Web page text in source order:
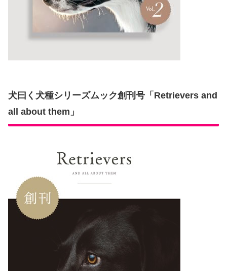
犬曰く犬種シリーズムック創刊号「Retrievers and
all about them」